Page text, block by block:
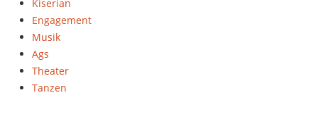
Kiserian
Engagement
Musik
Ags
Theater
Tanzen